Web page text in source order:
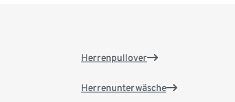
Herrenpullover
Herrenunterwäsche